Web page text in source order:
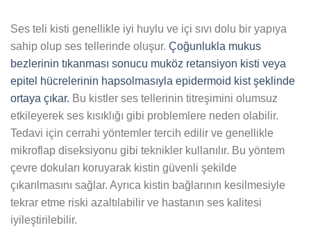
Ses teli kisti genellikle iyi huylu ve içi sıvı dolu bir yapıya
sahip olup ses tellerinde oluşur. Çoğunlukla mukus
bezlerinin tıkanması sonucu muköz retansiyon kisti veya
epitel hücrelerinin hapsolmasıyla epidermoid kist şeklinde
ortaya çıkar. Bu kistler ses tellerinin titreşimini olumsuz
etkileyerek ses kısıklığı gibi problemlere neden olabilir.
Tedavi için cerrahi yöntemler tercih edilir ve genellikle
mikroflap diseksiyonu gibi teknikler kullanılır. Bu yöntem
çevre dokuları koruyarak kistin güvenli şekilde
çıkarılmasını sağlar. Ayrıca kistin bağlarının kesilmesiyle
tekrar etme riski azaltılabilir ve hastanın ses kalitesi
iyileştirilebilir.